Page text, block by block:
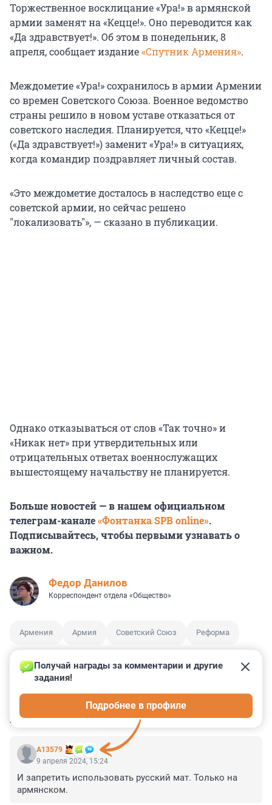
Торжественное восклицание «Ура!» в армянской
армии заменят на «Кецце!». Оно переводится как
«Да здравствует!». Об этом в понедельник, 8
апреля, сообщает издание«Спутник Армения».
Междометие «Ура!» сохранилось в армии Армении
со времен Советского Союза. Военное ведомство
страны решило в новом уставе отказаться от
советского наследия. Планируется, что «Кецце!»
(«Да здравствует!») заменит «Ура!» в ситуациях,
когда командир поздравляет личный состав.
«Это междометие досталось в наследство еще с
советской армии, но сейчас решено
"локализовать"», — сказано в публикации.
Однако отказываться от слов «Так точно» и
«Никак нет» при утвердительных или
отрицательных ответах военнослужащих
вышестоящему начальству не планируется.
Больше новостей — в нашем официальном
телеграм-канале«Фонтанка SPB online».
Подписывайтесь, чтобы первыми узнавать о
важном.
Федор Данилов
Корреспондент отдела «Общество»
Армения Армия Советский Союз Реформа
КОММЕНТАРИИ 24
А13579
Получай награды за комментарии и другие
задания!
Подробнее в профиле
9 апреля 2024, 15:24
И запретить использовать русский мат. Только на
армянском.